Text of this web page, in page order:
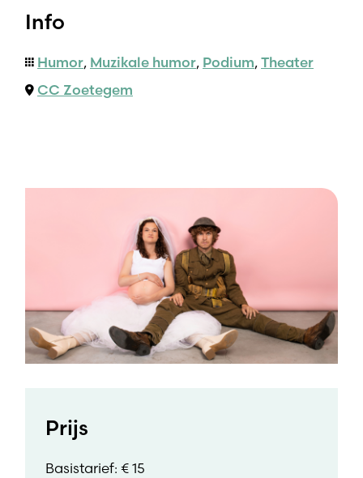
Info
Humor, Muzikale humor, Podium,Theater
CC Zoetegem
Prijs
Basistarief: € 15